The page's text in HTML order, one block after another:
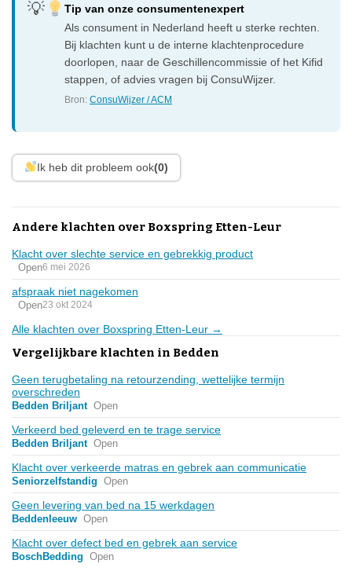
Tip van onze consumentenexpert
Als consument in Nederland heeft u sterke rechten.
Bij klachten kunt u de interne klachtenprocedure
doorlopen, naar de Geschillencommissie of het Kifid
stappen, of advies vragen bij ConsuWijzer.
Bron:ConsuWijzer / ACM
Ik heb dit probleem ook(0)
Andere klachten over Boxspring Etten-Leur
Klacht over slechte service en gebrekkig product
Open6 mei 2026
afspraak niet nagekomen
Open23 okt 2024
Alle klachten over Boxspring Etten-Leur →
Vergelijkbare klachten in Bedden
Geen terugbetaling na retourzending, wettelijke termijn
overschreden
Bedden Briljant Open
Verkeerd bed geleverd en te trage service
Bedden Briljant Open
Klacht over verkeerde matras en gebrek aan communicatie
Seniorzelfstandig Open
Geen levering van bed na 15 werkdagen
Beddenleeuw Open
Klacht over defect bed en gebrek aan service
BoschBedding Open